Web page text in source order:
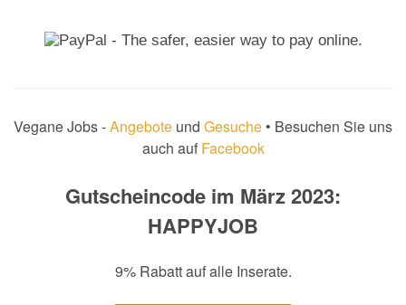
Vegane Jobs -Angebote und Gesuche • Besuchen Sie uns
auch auf Facebook
Gutscheincode im März 2023:
HAPPYJOB
9% Rabatt auf alle Inserate.